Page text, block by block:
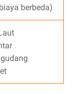
berbeda)